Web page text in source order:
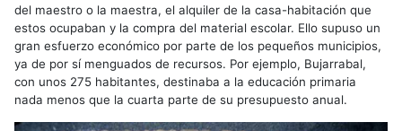
del maestro o la maestra, el alquiler de la casa-habitación que
estos ocupaban y la compra del material escolar. Ello supuso un
gran esfuerzo económico por parte de los pequeños municipios,
ya de por sí menguados de recursos. Por ejemplo, Bujarrabal,
con unos 275 habitantes, destinaba a la educación primaria
nada menos que la cuarta parte de su presupuesto anual.